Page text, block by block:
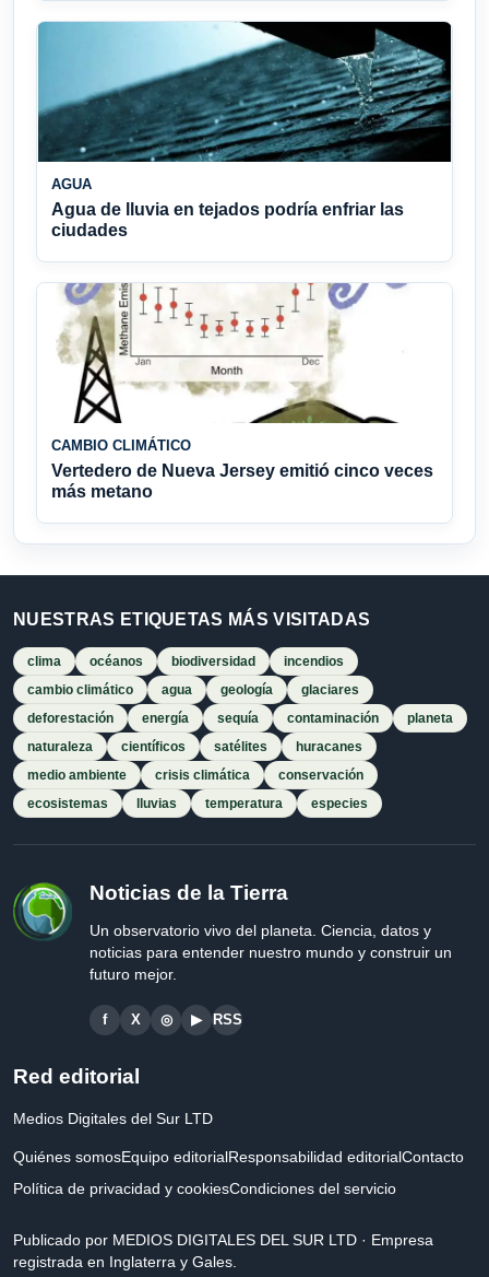
AGUA
Agua de lluvia en tejados podría enfriar las
ciudades
CAMBIO CLIMÁTICO
Vertedero de Nueva Jersey emitió cinco veces
más metano
NUESTRAS ETIQUETAS MÁS VISITADAS
clima océanos biodiversidad
incendios
cambio climático
agua geología
glaciares
deforestación
energía sequía contaminación
planeta
naturaleza
científicos satélites
huracanes
medio ambiente
crisis climática
conservación
ecosistemas
lluvias temperatura especies
Noticias de la Tierra
Un observatorio vivo del planeta. Ciencia, datos y
noticias para entender nuestro mundo y construir un
futuro mejor.
f X ◎ ▶ RSS
Red editorial
Medios Digitales del Sur LTD
Quiénes somosEquipo editorialResponsabilidad editorialContacto
Política de privacidad y cookiesCondiciones del servicio
Publicado por MEDIOS DIGITALES DEL SUR LTD · Empresa
registrada en Inglaterra y Gales.